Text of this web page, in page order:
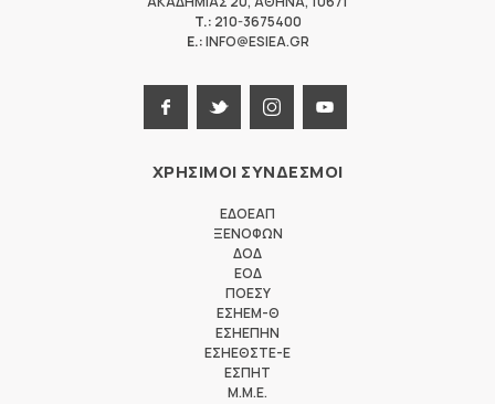
T.: 210-3675400
E.:INFO@ESIEA.GR
ΧΡΗΣΙΜΟΙ ΣΥΝΔΕΣΜΟΙ
ΕΔΟΕΑΠ
ΞΕΝΟΦΩΝ
ΔΟΔ
ΕΟΔ
ΠΟΕΣΥ
ΕΣΗΕΜ-Θ
ΕΣΗΕΠΗΝ
ΕΣΗΕΘΣΤΕ-Ε
ΕΣΠΗΤ
M.M.E.